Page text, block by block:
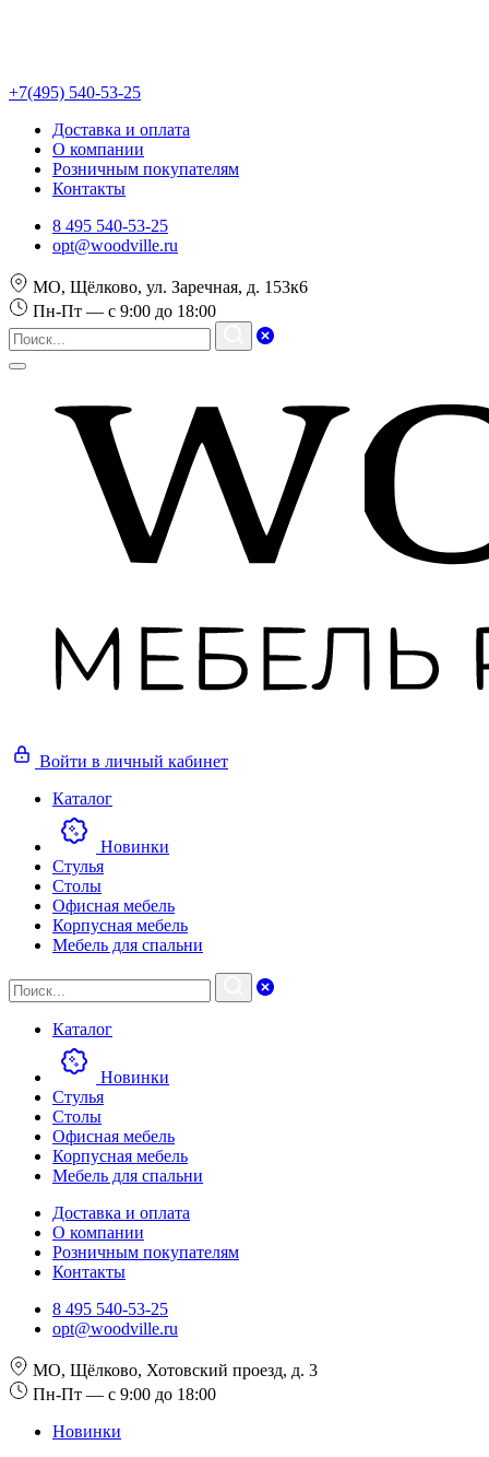
+7(495) 540-53-25
Доставка и оплата
О компании
Розничным покупателям
Контакты
8 495 540-53-25
opt@woodville.ru
МО, Щёлково, ул. Заречная, д. 153к6
Пн-Пт — с 9:00 до 18:00
Войти в личный кабинет
Каталог
Новинки
Стулья
Столы
Офисная мебель
Корпусная мебель
Мебель для спальни
Каталог
Новинки
Стулья
Столы
Офисная мебель
Корпусная мебель
Мебель для спальни
Доставка и оплата
О компании
Розничным покупателям
Контакты
8 495 540-53-25
opt@woodville.ru
МО, Щёлково, Хотовский проезд, д. 3
Пн-Пт — с 9:00 до 18:00
Новинки